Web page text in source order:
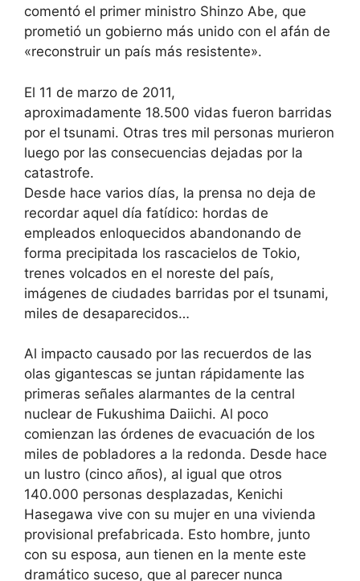
comentó el primer ministro Shinzo Abe, que
prometió un gobierno más unido con el afán de
«reconstruir un país más resistente».
El 11 de marzo de 2011,
aproximadamente 18.500 vidas fueron barridas
por el tsunami. Otras tres mil personas murieron
luego por las consecuencias dejadas por la
catastrofe.
Desde hace varios días, la prensa no deja de
recordar aquel día fatídico: hordas de
empleados enloquecidos abandonando de
forma precipitada los rascacielos de Tokio,
trenes volcados en el noreste del país,
imágenes de ciudades barridas por el tsunami,
miles de desaparecidos…
Al impacto causado por las recuerdos de las
olas gigantescas se juntan rápidamente las
primeras señales alarmantes de la central
nuclear de Fukushima Daiichi. Al poco
comienzan las órdenes de evacuación de los
miles de pobladores a la redonda. Desde hace
un lustro (cinco años), al igual que otros
140.000 personas desplazadas, Kenichi
Hasegawa vive con su mujer en una vivienda
provisional prefabricada. Esto hombre, junto
con su esposa, aun tienen en la mente este
dramático suceso, que al parecer nunca